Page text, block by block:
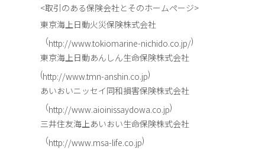
<取引のある保険会社とそのホームページ>
東京海上日動火災保険株式会社
（http://www.tokiomarine-nichido.co.jp/)
東京海上日動あんしん生命保険株式会社
(http://www.tmn-anshin.co.jp)
あいおいニッセイ同和損害保険株式会社
（http://www.aioinissaydowa.co.jp)
三井住友海上あいおい生命保険株式会社
（http://www.msa-life.co.jp)